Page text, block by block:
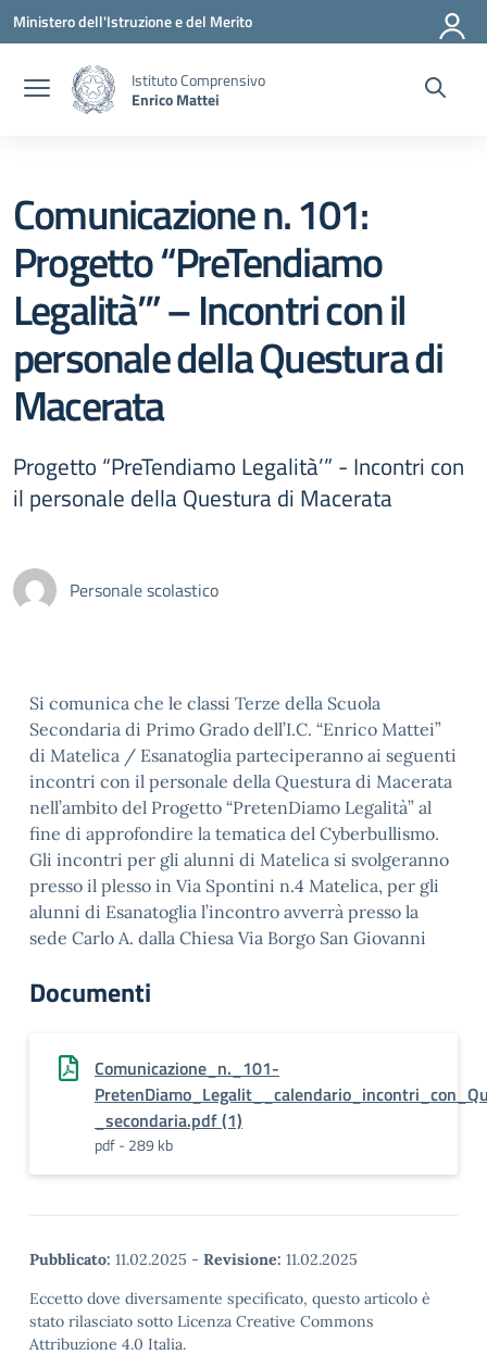
Vai ai contenuti
Vai al menu di navigazione
Vai al footer
Ministero dell'Istruzione e del Merito
Istituto Comprensivo
Enrico Mattei
Comunicazione n. 101:
Progetto “PreTendiamo
Legalità’” – Incontri con il
personale della Questura di
Macerata
Progetto “PreTendiamo Legalità’” - Incontri con
il personale della Questura di Macerata
Personale scolastico
Si comunica che le classi Terze della Scuola
Secondaria di Primo Grado dell’I.C. “Enrico Mattei”
di Matelica / Esanatoglia parteciperanno ai seguenti
incontri con il personale della Questura di Macerata
nell’ambito del Progetto “PretenDiamo Legalità” al
fine di approfondire la tematica del Cyberbullismo.
Gli incontri per gli alunni di Matelica si svolgeranno
presso il plesso in Via Spontini n.4 Matelica, per gli
alunni di Esanatoglia l’incontro avverrà presso la
sede Carlo A. dalla Chiesa Via Borgo San Giovanni
Documenti
Comunicazione_n._101-
_secondaria.pdf (1)
pdf - 289 kb
Pubblicato: 11.02.2025 - Revisione: 11.02.2025
Eccetto dove diversamente specificato, questo articolo è
stato rilasciato sotto Licenza Creative Commons
Attribuzione 4.0 Italia.